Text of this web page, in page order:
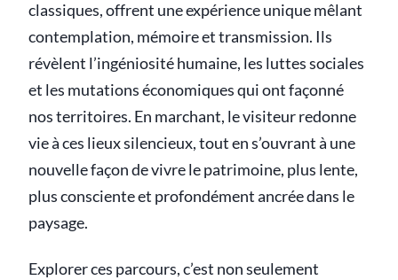
classiques, offrent une expérience unique mêlant
contemplation, mémoire et transmission. Ils
révèlent l’ingéniosité humaine, les luttes sociales
et les mutations économiques qui ont façonné
nos territoires. En marchant, le visiteur redonne
vie à ces lieux silencieux, tout en s’ouvrant à une
nouvelle façon de vivre le patrimoine, plus lente,
plus consciente et profondément ancrée dans le
paysage.
Explorer ces parcours, c’est non seulement